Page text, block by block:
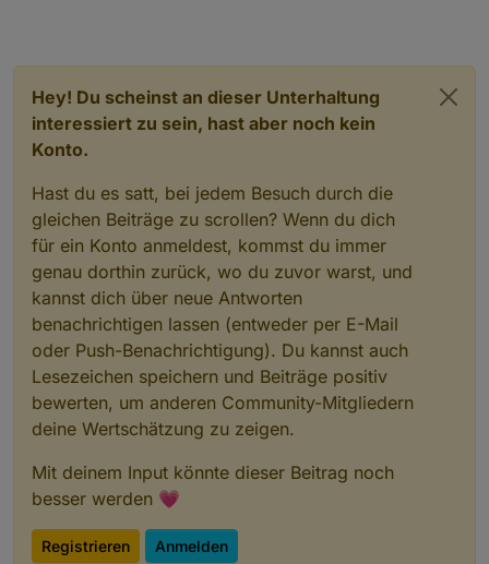
Hey! Du scheinst an dieser Unterhaltung
interessiert zu sein, hast aber noch kein
Konto.
Hast du es satt, bei jedem Besuch durch die
gleichen Beiträge zu scrollen? Wenn du dich
für ein Konto anmeldest, kommst du immer
genau dorthin zurück, wo du zuvor warst, und
kannst dich über neue Antworten
benachrichtigen lassen (entweder per E-Mail
oder Push-Benachrichtigung). Du kannst auch
Lesezeichen speichern und Beiträge positiv
bewerten, um anderen Community-Mitgliedern
deine Wertschätzung zu zeigen.
Mit deinem Input könnte dieser Beitrag noch
besser werden 💗
Registrieren Anmelden